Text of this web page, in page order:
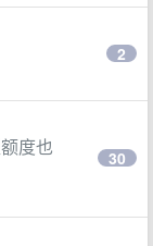
2
度也
30